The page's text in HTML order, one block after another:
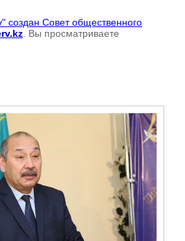
создан Совет общественного
. Вы просматриваете